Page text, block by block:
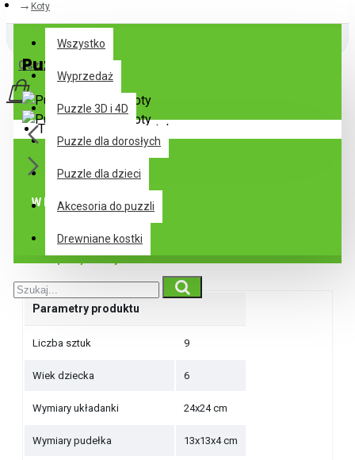
Wszystko
Wszystko
Wyprzedaż
Puzzle 3D i 4D
Puzzle dla dorosłych
Puzzle dla dzieci
Akcesoria do puzzli
Drewniane kostki
0 szt. - 0,00€
Twój koszyk jest pusty!
Koty
Puzzle Koty
W Magazynie
Specyfikacje
Parametry produktu
Liczba sztuk 9
Wiek dziecka 6
Wymiary układanki 24x24 cm
Wymiary pudełka 13x13x4 cm